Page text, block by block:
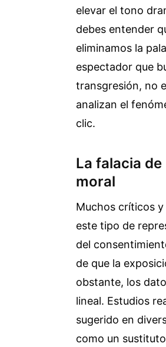
elevar el tono
debes entender
eliminamos la
espectador que
transgresión, no
analizan el
clic.
La falacia
moral
Muchos críticos
este tipo de
del
de que la
obstante, los
lineal. Estudios
sugerido en
como un